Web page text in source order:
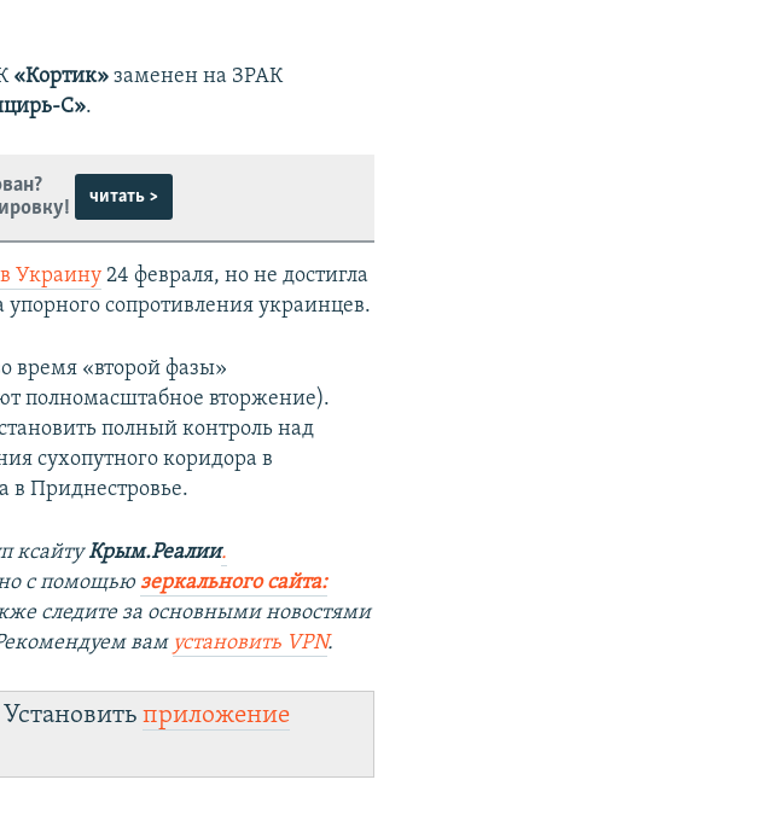
«Кортик» заменен на ЗРАК
С».
читать >
Украину 24 февраля, но не достигла
упорного сопротивления украинцев.
время «второй фазы»
полномасштабное вторжение).
полный контроль над
сухопутного коридора в
в Приднестровье.
ксайтуКрым.Реалии.
с помощьюзеркального сайта:
следите за основными новостями
вам установить VPN.
приложение